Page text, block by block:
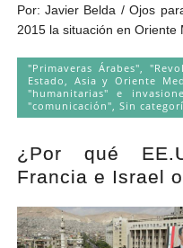
Por: Javier Belda / Ojos
2015 la situación en Oriente
"Primaveras Árabes",
Estado, Asia y Oriente
"humanitarias" e
"comunicación", Sin
¿Por qué
Francia e Israel